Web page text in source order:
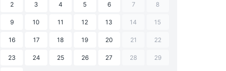
2 3 4 5 6 7 8
9 10 11 12 13 14 15
16 17 18 19 20 21 22
23 24 25 26 27 28 29